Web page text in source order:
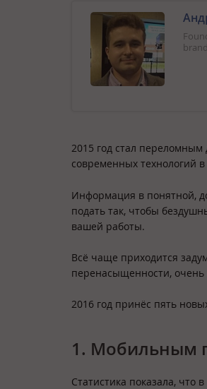
2015 год стал переломным
современных технологий
Информация в понятной,
подать так, чтобы
вашей работы.
Всё чаще приходится
перенасыщенности, очень
2016 год принёс пять
1. Мобильным
Статистика показала, что